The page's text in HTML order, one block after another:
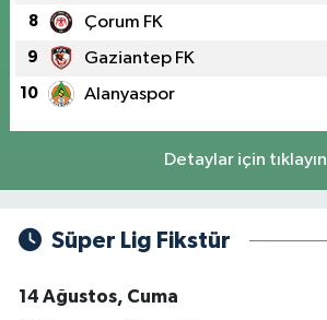
8 Çorum FK
9 Gaziantep FK
10 Alanyaspor
Detaylar için tıklayın
Süper Lig Fikstür
14 Ağustos, Cuma